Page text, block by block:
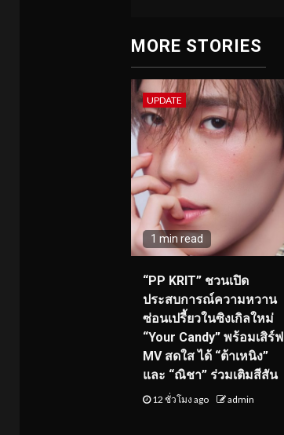
MORE STORIES
UPDATE
1 min read
“PP KRIT” ชวนเปิด
ประสบการณ์ความหวาน
ซ่อนเปรี้ยวในซิงเกิลใหม่
“Your Candy” พร้อมเสิร์ฟ
MV สดใส ได้ “ต้าเหนิง”
และ “ณิชา” ร่วมเติมสีสัน
12 ชั่วโมง ago admin